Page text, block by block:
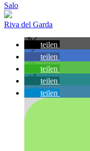
Salo
Riva del Garda
teilen
teilen
teilen
teilen
teilen